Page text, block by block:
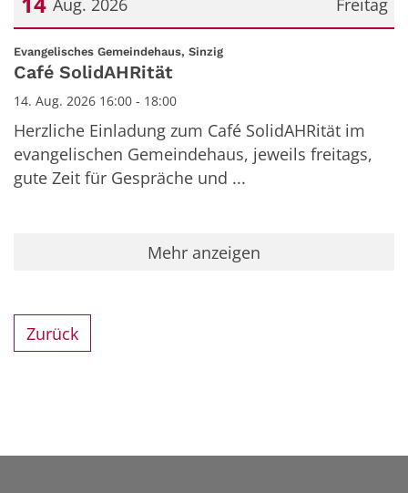
Freitag
Aug. 2026
Datum: 14. August 2026
Evangelisches Gemeindehaus, Sinzig:
Café SolidAHRität
14. Aug. 2026 16:00 - 18:00
Herzliche Einladung zum Café SolidAHRität im
evangelischen Gemeindehaus, jeweils freitags,
gute Zeit für Gespräche und ...
Mehr anzeigen
Zurück